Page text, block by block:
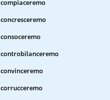
compiaceremo
concresceremo
consoceremo
controbilanceremo
convinceremo
corrucceremo